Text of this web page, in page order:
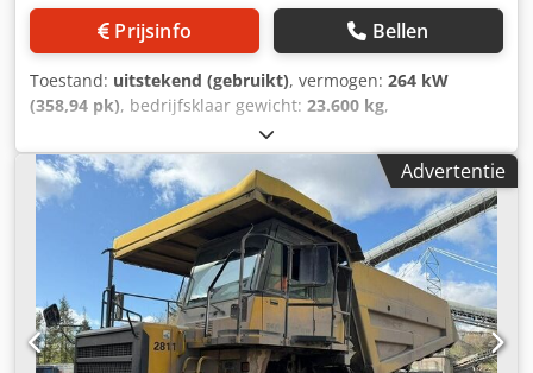
Prijsinfo Bellen
Toestand: uitstekend (gebruikt), vermogen: 264 kW
(358,94 pk), bedrijfsklaar gewicht: 23.600 kg,
Bridgestone 30/65R25
%, Bouwjaar:2023, bedrijfsturen:1.710 h, Uitrusting:
airconditioning, VOLVO A30G Bouwjaar: 2023 Bedrijfsuren:
1.710 uur Gesloten cabine Airconditioning
Achteruitrijcamera Radio Cjdpsya U Unofx Ac Ioha Centrale
smering Kiepbakverwarming Achterklep Bridgestone
banden 30/65R25 ca. 70% profieldiepte VOLVO D11M
motor met 264 kW CE-keurmerk Transportafmetingen
L/B/H: 10,5 x 3 x 3,4 m Bedrijfsgewicht: 23,6 ton.
Advertentie